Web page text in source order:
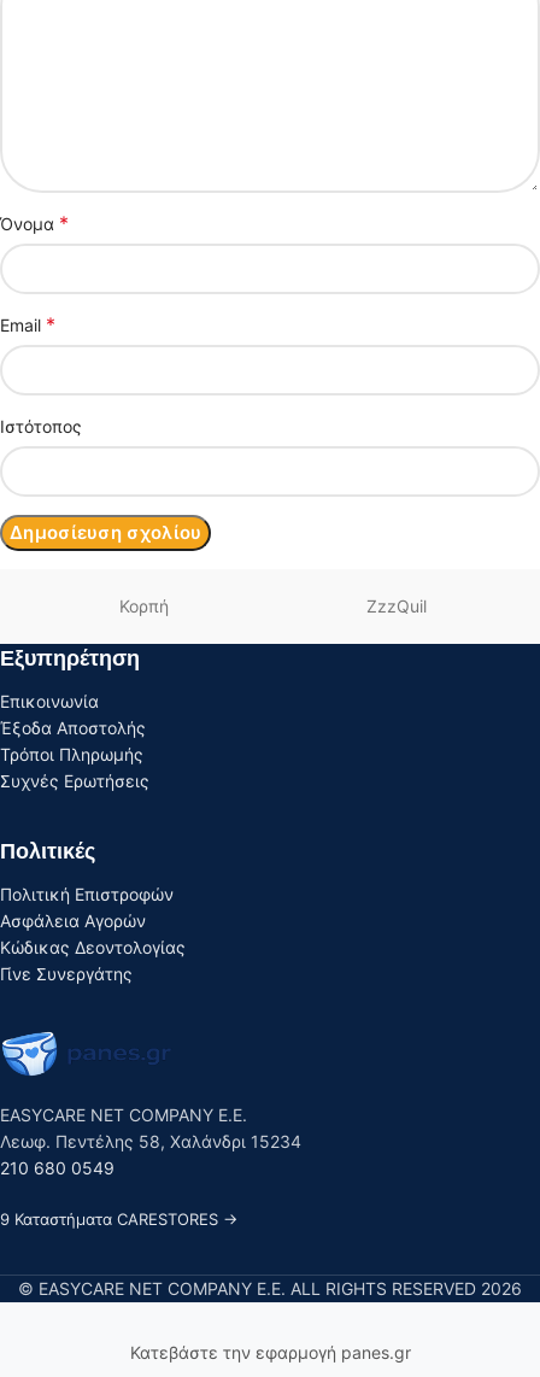
Όνομα *
Email *
Ιστότοπος
Κορπή ZzzQuil
Εξυπηρέτηση
Επικοινωνία
Έξοδα Αποστολής
Τρόποι Πληρωμής
Συχνές Ερωτήσεις
Πολιτικές
Πολιτική Επιστροφών
Ασφάλεια Αγορών
Κώδικας Δεοντολογίας
Γίνε Συνεργάτης
EASYCARE NET COMPANY E.E.
Λεωφ. Πεντέλης 58, Χαλάνδρι 15234
210 680 0549
9 Καταστήματα CARESTORES →
© EASYCARE NET COMPANY E.E. ALL RIGHTS RESERVED 2026
Κατεβάστε την εφαρμογή panes.gr